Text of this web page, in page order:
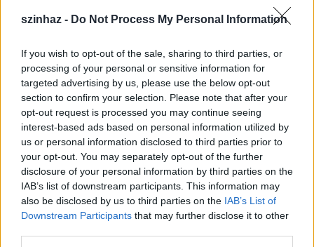
szinhaz - Do Not Process My Personal Information
If you wish to opt-out of the sale, sharing to third parties, or
processing of your personal or sensitive information for
targeted advertising by us, please use the below opt-out
section to confirm your selection. Please note that after your
opt-out request is processed you may continue seeing
interest-based ads based on personal information utilized by
us or personal information disclosed to third parties prior to
your opt-out. You may separately opt-out of the further
disclosure of your personal information by third parties on the
IAB’s list of downstream participants. This information may
also be disclosed by us to third parties on the IAB’s List of
Downstream Participants that may further disclose it to other
BILL - Laczó Péter
JAMES - Koloszár András
TENGERÉSZTISZT, PILÓTA - Horváth Kristóf
munkatársak:
Zeneszerző - Faragó Béla
Dramaturg - Deres Péter
Díszlet, jelmez - Gadus Erika
Világítás: - Rigó Zoltán
Mozgás - Gyevi-Bíró Eszter
Asszisztens - Veszprémi Judit
Munkatárs: - Szabó Gábor
Rendező - Vidovszky György